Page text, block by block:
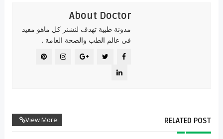
About Doctor
مدونة طبية تهدف لنشنر كل ماهو مفيد
في عالم الطب والصحة العامة .
RELATED POST
View More